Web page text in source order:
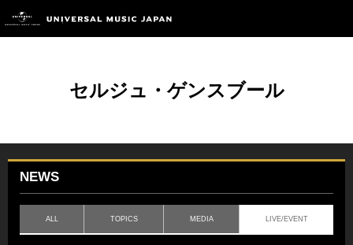
セルジュ・ゲンスブール
NEWS
ALL TOPICS MEDIA LIVE/EVENT